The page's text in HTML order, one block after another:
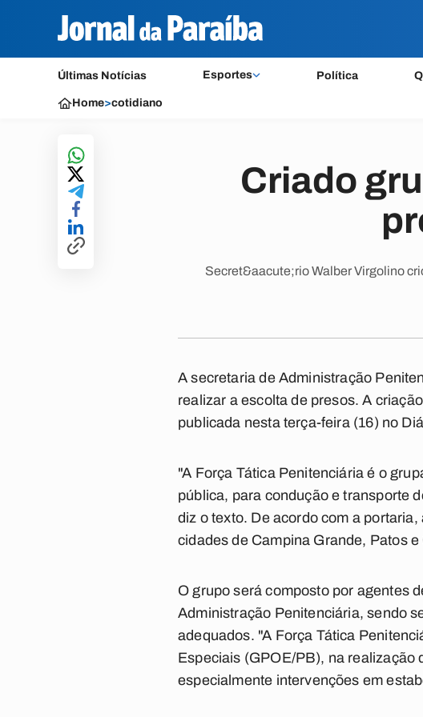
Últimas Notícias Esportes Política
Home>cotidiano
Criado
Secret&aacute;rio Walber Virgolino
A secretaria de Administração
realizar a escolta de presos. A
publicada nesta terça-feira (16) no
"A Força Tática Penitenciária é o
pública, para condução e transporte
diz o texto. De acordo com a
cidades de Campina Grande, Patos
O grupo será composto por agentes
Administração Penitenciária, sendo
adequados. "A Força Tática
Especiais (GPOE/PB), na realização
especialmente intervenções em